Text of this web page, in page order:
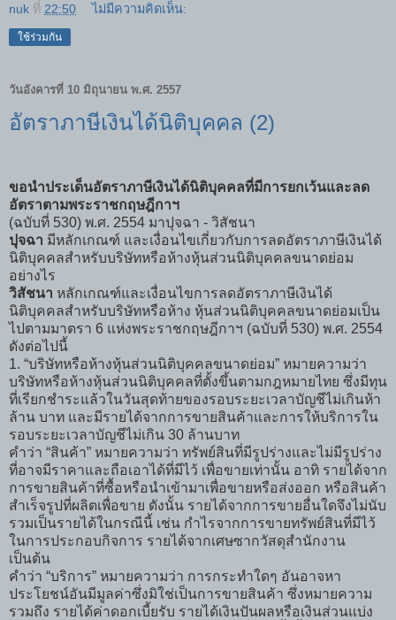
nuk ที่ 22:50 ไม่มีความคิดเห็น:
ใช้ร่วมกัน
วันอังคารที่ 10 มิถุนายน พ.ศ. 2557
อัตราภาษีเงินได้นิติบุคคล (2)
ขอนำประเด็นอัตราภาษีเงินได้นิติบุคคลที่มีการยกเว้นและลด
อัตราตามพระราชกฤษฎีกาฯ
(ฉบับที่ 530) พ.ศ. 2554 มาปุจฉา - วิสัชนา
ปุจฉา มีหลักเกณฑ์ และเงื่อนไขเกี่ยวกับการลดอัตราภาษีเงินได้
นิติบุคคลสำหรับบริษัทหรือห้างหุ้นส่วนนิติบุคคลขนาดย่อม
อย่างไร
วิสัชนา หลักเกณฑ์และเงื่อนไขการลดอัตราภาษีเงินได้
นิติบุคคลสำหรับบริษัทหรือห้าง หุ้นส่วนนิติบุคคลขนาดย่อมเป็น
ไปตามมาตรา 6 แห่งพระราชกฤษฎีกาฯ (ฉบับที่ 530) พ.ศ. 2554
ดังต่อไปนี้
1. “บริษัทหรือห้างหุ้นส่วนนิติบุคคลขนาดย่อม” หมายความว่า
บริษัทหรือห้างหุ้นส่วนนิติบุคคลที่ตั้งขึ้นตามกฎหมายไทย ซึ่งมีทุน
ที่เรียกชำระแล้วในวันสุดท้ายของรอบระยะเวลาบัญชีไม่เกินห้า
ล้าน บาท และมีรายได้จากการขายสินค้าและการให้บริการใน
รอบระยะเวลาบัญชีไม่เกิน 30 ล้านบาท
คำว่า “สินค้า” หมายความว่า ทรัพย์สินที่มีรูปร่างและไม่มีรูปร่าง
ที่อาจมีราคาและถือเอาได้ที่มีไว้ เพื่อขายเท่านั้น อาทิ รายได้จาก
การขายสินค้าที่ซื้อหรือนำเข้ามาเพื่อขายหรือส่งออก หรือสินค้า
สำเร็จรูปที่ผลิตเพื่อขาย ดังนั้น รายได้จากการขายอื่นใดจึงไม่นับ
รวมเป็นรายได้ในกรณีนี้ เช่น กำไรจากการขายทรัพย์สินที่มีไว้
ในการประกอบกิจการ รายได้จากเศษซากวัสดุสำนักงาน
เป็นต้น
คำว่า “บริการ” หมายความว่า การกระทำใดๆ อันอาจหา
ประโยชน์อันมีมูลค่าซึ่งมิใช่เป็นการขายสินค้า ซึ่งหมายความ
รวมถึง รายได้ค่าดอกเบี้ยรับ รายได้เงินปันผลหรือเงินส่วนแบ่ง